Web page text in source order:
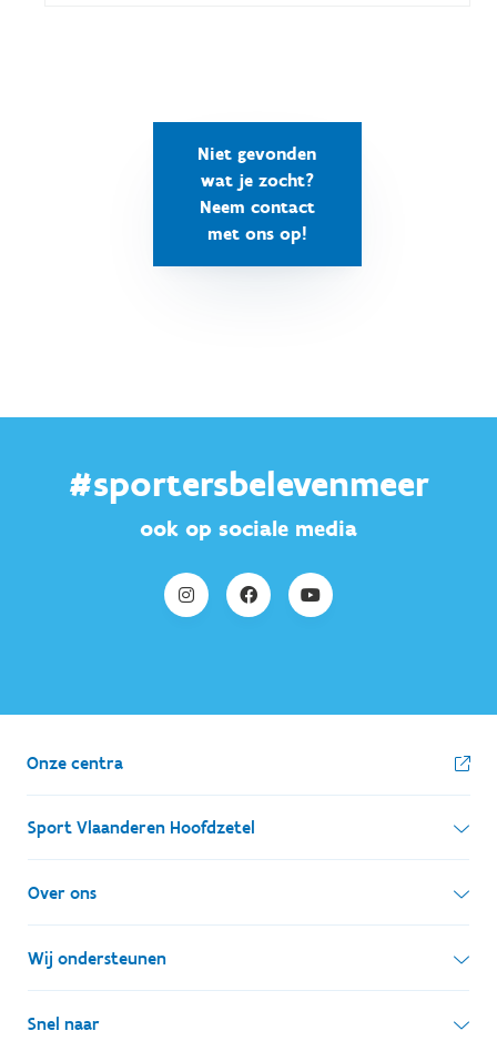
Niet gevonden
wat je zocht?
Neem contact
met ons op!
#sportersbelevenmeer
ook op sociale media
Onze centra
Sport Vlaanderen Hoofdzetel
Simon Bolivarlaan 17
1000 Brussel
Ondernemingsnummer: BE 0248.142.826
Over ons
Wie zijn we, wat doen we
Onze centra
Wij ondersteunen
Lokale besturen
Snel naar